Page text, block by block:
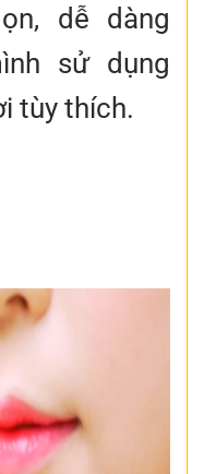
dễ dàng
sử dụng
tùy thích.